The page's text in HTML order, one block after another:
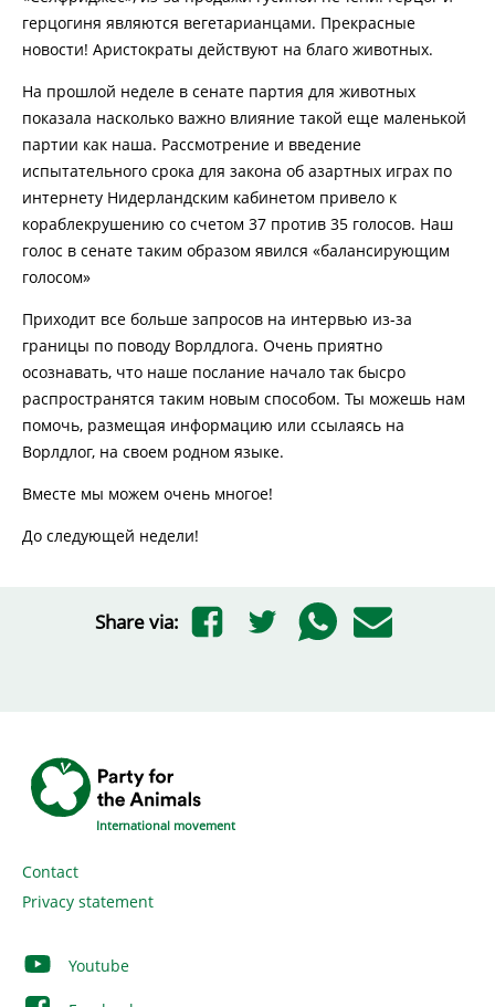
герцогиня являются вегетарианцами. Прекрасные
новости! Аристократы действуют на благо животных.
На прошлой неделе в сенате партия для животных
показала насколько важно влияние такой еще маленькой
партии как наша. Рассмотрение и введение
испытательного срока для закона об азартных играх по
интернету Нидерландским кабинетом привело к
кораблекрушению со счетом 37 против 35 голосов. Наш
голос в сенате таким образом явился «балансирующим
голосом»
Приходит все больше запросов на интервью из-за
границы по поводу Ворлдлога. Очень приятно
осознавать, что наше послание начало так бысро
распространятся таким новым способом. Ты можешь нам
помочь, размещая информацию или ссылаясь на
Ворлдлог, на своем родном языке.
Вместе мы можем очень многое!
До следующей недели!
Share via:
International movement
Contact
Privacy statement
Youtube